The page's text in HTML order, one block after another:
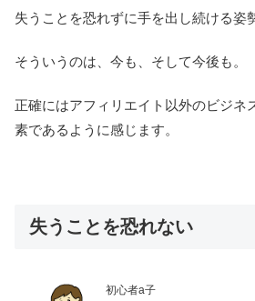
失うことを恐れずに手を出し続ける姿
そういうのは、今も、そして今後も。
正確にはアフィリエイト以外のビジネ
素であるように感じます。
失うことを恐れない
初心者a子